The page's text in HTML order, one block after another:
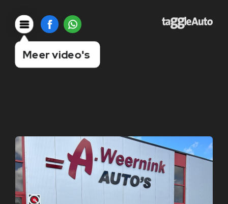
Meer video's